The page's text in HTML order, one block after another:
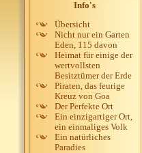
Info's
Übersicht
Nicht nur ein Garten
Eden, 115 davon
Heimat für einige der
wertvollsten
Besitztümer der Erde
Piraten, das feurige
Kreuz von Goa
Der Perfekte Ort
Ein einzigartiger Ort,
ein einmaliges Volk
Ein natürliches
Paradies